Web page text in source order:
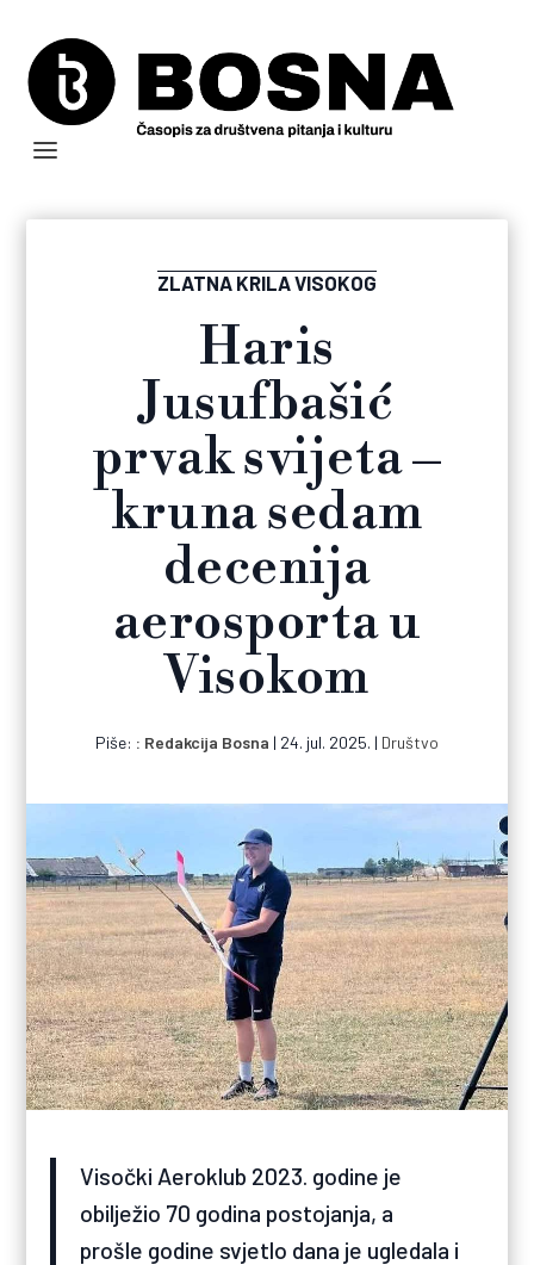
ZLATNA KRILA VISOKOG
Haris
Jusufbašić
prvak svijeta –
kruna sedam
decenija
aerosporta u
Visokom
Piše: Redakcija Bosna | 24. jul. 2025. | Društvo
Visočki Aeroklub 2023. godine je
obilježio 70 godina postojanja, a
prošle godine svjetlo dana je ugledala i